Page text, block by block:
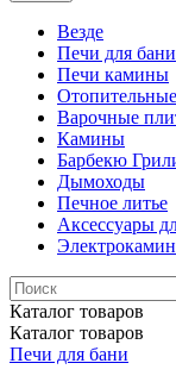
Везде
Печи для бани
Печи камины
Варочные
Камины
Барбекю
Дымоходы
Печное литье
Аксессуары
Каталог товаров
Каталог товаров
Печи для бани